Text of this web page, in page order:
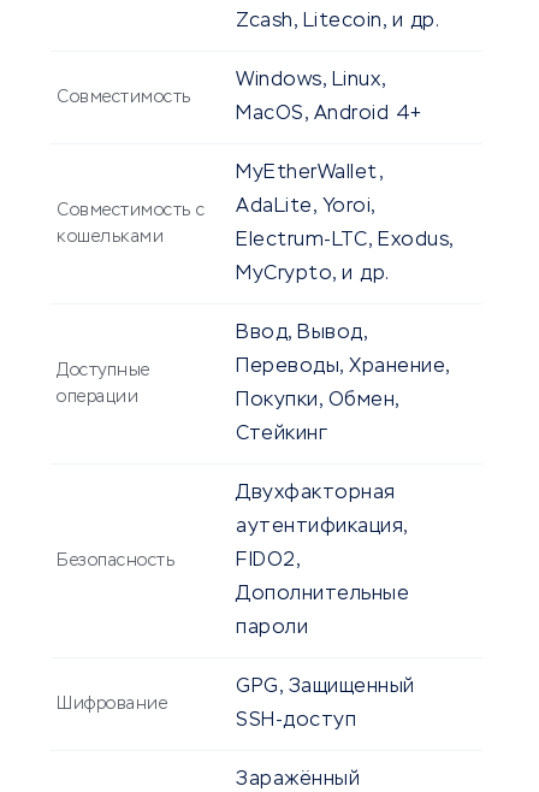
Zcash, Litecoin, и др.
Совместимость
Windows, Linux,
MacOS, Android 4+
Совместимость с
кошельками
MyEtherWallet,
AdaLite, Yoroi,
Electrum-LTC, Exodus,
MyCrypto, и др.
Доступные
операции
Ввод, Вывод,
Переводы, Хранение,
Покупки, Обмен,
Стейкинг
Безопасность
Двухфакторная
аутентификация,
FIDO2,
Дополнительные
пароли
Шифрование
GPG, Защищенный
SSH-доступ
Заражённый